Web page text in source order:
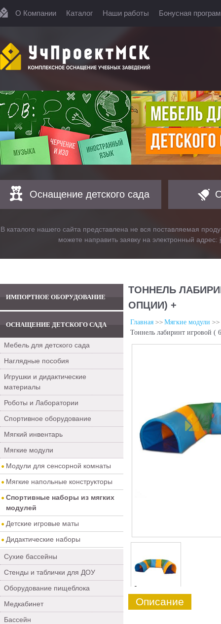
О Компании Каталог Наши работы Бонусная
Оснащение детского сада
В каталоге нашего сайта представлена не вся поставляемая
можете направить заявку на электронный адрес:
ИМПОРТНОЕ ОБОРУДОВАНИЕ
ОСНАЩЕНИЕ ДЕТСКОГО САДА
Мебель для детского сада
Наглядные пособия
Игрушки и дидактические
материалы
Роботы и Лаборатории
Спортивное оборудование
Мягкий инвентарь
Мягкие модули
Модули для сенсорной комнаты
Мягкие напольные конструкторы
Спортивные наборы из мягких
модулей
Детские игровые маты
Дидактические наборы
Сухие бассейны
Стенды и таблички для ДОУ
Оборудование пищеблока
Медкабинет
Бассейн
ТОННЕЛЬ
ОПЦИИ) +
Главная
Мягкие модули
Тоннель лабиринт игровой (
0
Описание